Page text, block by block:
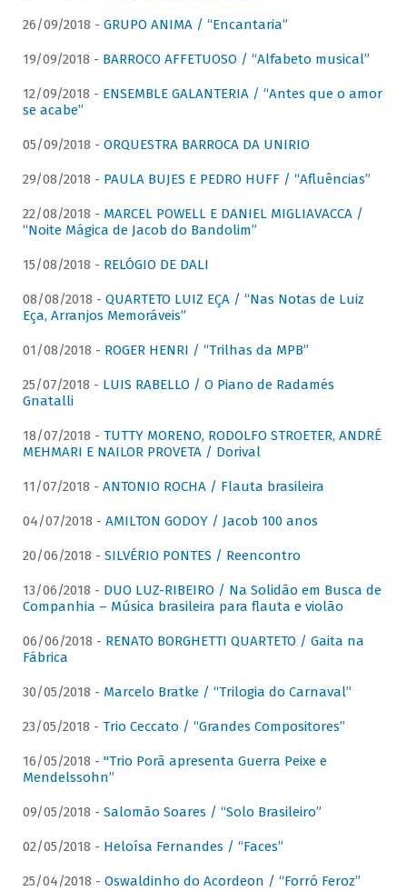
26/09/2018 - GRUPO ANIMA / “Encantaria”
19/09/2018 - BARROCO AFFETUOSO / “Alfabeto musical”
12/09/2018 - ENSEMBLE GALANTERIA / “Antes que o amor
se acabe”
05/09/2018 - ORQUESTRA BARROCA DA UNIRIO
29/08/2018 - PAULA BUJES E PEDRO HUFF / “Afluências”
22/08/2018 - MARCEL POWELL E DANIEL MIGLIAVACCA /
“Noite Mágica de Jacob do Bandolim”
15/08/2018 - RELÓGIO DE DALI
08/08/2018 - QUARTETO LUIZ EÇA / “Nas Notas de Luiz
Eça, Arranjos Memoráveis”
01/08/2018 - ROGER HENRI / “Trilhas da MPB”
25/07/2018 - LUIS RABELLO / O Piano de Radamés
Gnatalli
18/07/2018 - TUTTY MORENO, RODOLFO STROETER, ANDRÉ
MEHMARI E NAILOR PROVETA / Dorival
11/07/2018 - ANTONIO ROCHA / Flauta brasileira
04/07/2018 - AMILTON GODOY / Jacob 100 anos
20/06/2018 - SILVÉRIO PONTES / Reencontro
13/06/2018 - DUO LUZ-RIBEIRO / Na Solidão em Busca de
Companhia – Música brasileira para flauta e violão
06/06/2018 - RENATO BORGHETTI QUARTETO / Gaita na
Fábrica
30/05/2018 - Marcelo Bratke / “Trilogia do Carnaval”
23/05/2018 - Trio Ceccato / “Grandes Compositores”
16/05/2018 - "Trio Porã apresenta Guerra Peixe e
Mendelssohn”
09/05/2018 - Salomão Soares / “Solo Brasileiro”
02/05/2018 - Heloísa Fernandes / “Faces”
25/04/2018 - Oswaldinho do Acordeon / “Forró Feroz”